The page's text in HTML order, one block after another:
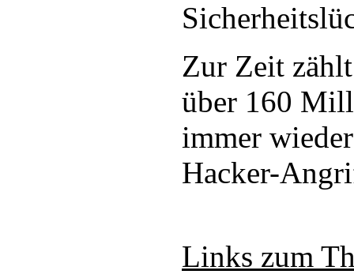
Zur Zeit
über 160
immer
Hacker-
Links zum